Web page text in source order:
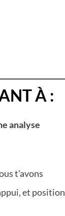
À :
analyse
t'avons
et position